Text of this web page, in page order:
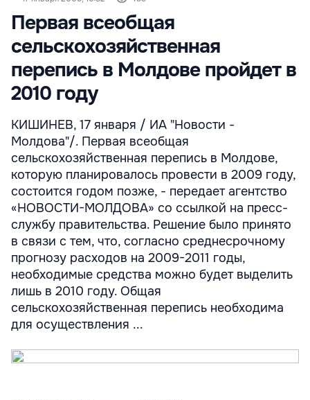
Первая всеобщая
сельскохозяйственная
перепись в Молдове пройдет в
2010 году
КИШИНЕВ, 17 января / ИА "Новости -
Молдова"/. Первая всеобщая
сельскохозяйственная перепись в Молдове,
которую планировалось провести в 2009 году,
состоится годом позже, - передает агентство
«НОВОСТИ-МОЛДОВА» со ссылкой на пресс-
службу правительства. Решение было принято
в связи с тем, что, согласно среднесрочному
прогнозу расходов на 2009-2011 годы,
необходимые средства можно будет выделить
лишь в 2010 году. Общая
сельскохозяйственная перепись необходима
для осуществления ...